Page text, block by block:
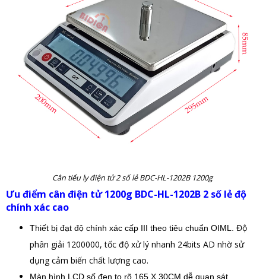
Cân tiểu ly điện tử 2 số lẻ BDC-HL-1202B 1200g
Ưu điểm cân điện tử 1200g BDC-HL-1202B 2 số lẻ độ
chính xác cao
Thiết bị đạt độ chính xác cấp III theo tiêu chuẩn OIML. Độ
phân giải 1200000, tốc độ xử lý nhanh 24bits AD nhờ sử
dụng cảm biến chất lượng cao.
Màn hình LCD số đen to rõ 165 X 30CM dễ quan sát.